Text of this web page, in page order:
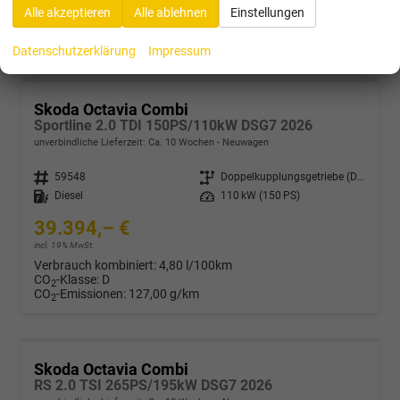
Verbrauch kombiniert:
5,30 l/100km
CO -Klasse:D
Skoda Octavia Combi
Sportline 2.0 TDI 150PS/110kW DSG7 2026
unverbindliche Lieferzeit: Ca. 10 Wochen Neuwagen
Fahrzeugnr. 59548 Getriebe
Doppelkupplungsgetriebe (DSG)
Kraftstoff
Diesel Leistung 110 kW (150 PS)
39.394,– €
incl. 19% MwSt.
Verbrauch kombiniert:4,80 l/100km
CO2-Klasse: D
CO2-Emissionen: 127,00 g/km
Skoda Octavia Combi
RS 2.0 TSI 265PS/195kW DSG7 2026
Alle akzeptieren Alle ablehnen Einstellungen
Datenschutzerklärung Impressum